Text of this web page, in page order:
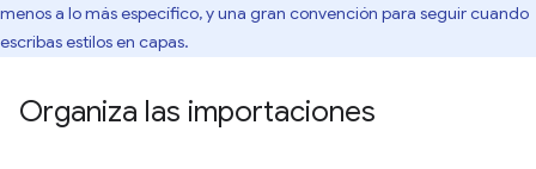
menos a lo más específico, y una gran convención para seguir cuando
escribas estilos en capas.
Organiza las importaciones